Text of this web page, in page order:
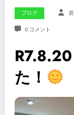
ブログ
0 コメント
た！